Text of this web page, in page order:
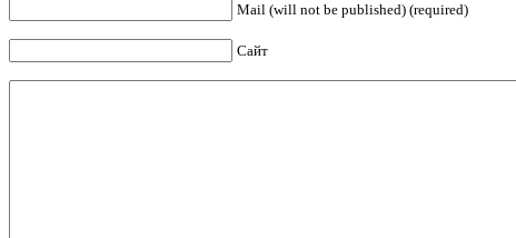
Mail (will not be published) (required)
Сайт